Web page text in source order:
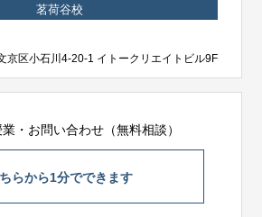
茗荷谷校
京区小石川4-20-1 イトークリエイトビル9F
・お問い合わせ（無料相談）
らから1分でできます